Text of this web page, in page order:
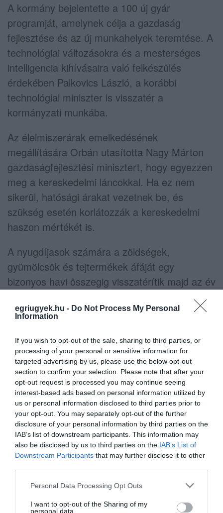
egriugyek.hu - Do Not Process My Personal
Information
If you wish to opt-out of the sale, sharing to third parties, or
processing of your personal or sensitive information for
targeted advertising by us, please use the below opt-out
section to confirm your selection. Please note that after your
opt-out request is processed you may continue seeing
interest-based ads based on personal information utilized by
us or personal information disclosed to third parties prior to
your opt-out. You may separately opt-out of the further
disclosure of your personal information by third parties on the
IAB’s list of downstream participants. This information may
also be disclosed by us to third parties on the IAB’s List of
Downstream Participants that may further disclose it to other
Please note that this website/app uses one or more Google
not limited to your visit or usage behaviour. You may click to
Personal Data Processing Opt Outs
I want to opt-out of the Sharing of my
personal data.
A kormány bejelentette a 100 új gyár
programját, amelynek célja a gazdaság
fejlesztése és az új munkahelyek teremtése. A
technológiai változásokra és a mesterséges
intelligencia kihívásaira való felkészülés
érdekében Palkovics László, a korábbi
technológiai miniszter is visszatér a
kormányzati munkába.
Az élelmiszerárak emelkedésének
megállítására Orbán utasította Nagy Márton
gazdaságfejlesztési minisztert, hogy egyezzen
meg a kereskedelmi láncokkal. Ha ez nem
sikerül, hatósági árakat vezetnek be, és
szükség esetén korlátozzák a kereskedelmi
haszon mértékét is.
A nyugdíjasok számára a zöldségek,
gyümölcsök és tejtermékek áfáját egy
bizonyos havi összegig visszatérítik majd az év
támogatja Ukrajna EU-csatlakozását, és az
is, amelyet korábban a Mi Hazánk Mozgalom
kezdeményezett.
A kistelepüléseknek önvédelemhez való jogot
adnak, hogy megőrizhessék arculatukat és
örökségüket, valamint gátat szabhassanak a
beköltözéseknek. Az önvédelem pontos
tartalma azonban nem került részletezésre.
számára is kötelezővé válik a